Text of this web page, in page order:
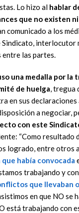
Lo hizo al hablar
que no existen
comunicado a los
interlocutor
entre las partes.
una medalla por la
de huelga, tregua
en sus declaraciones
a negociar,
con este
“Como resultado
logrado, entre otros
había convocada
trabajando y
que llevaban
en que NO se
está trabajando con